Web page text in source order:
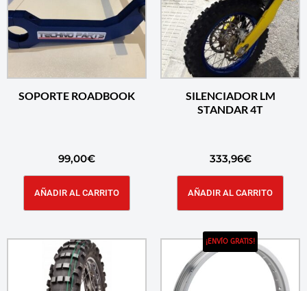
SOPORTE ROADBOOK
99,00€
AÑADIR AL CARRITO
SILENCIADOR LM
STANDAR 4T
333,96€
AÑADIR AL CARRITO
¡ENVÍO GRATIS!